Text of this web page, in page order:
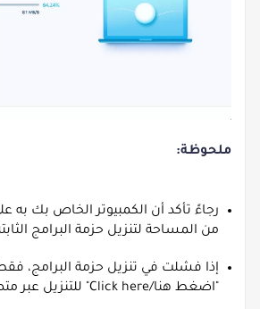
ملحوظة:
من المساحة لتنزيل حزمة البرامج
إذا فشلت في تنزيل حزمة البرامج،
"اضغط هنا/Click here" للتنزيل عبر متصفح الإنترنت.